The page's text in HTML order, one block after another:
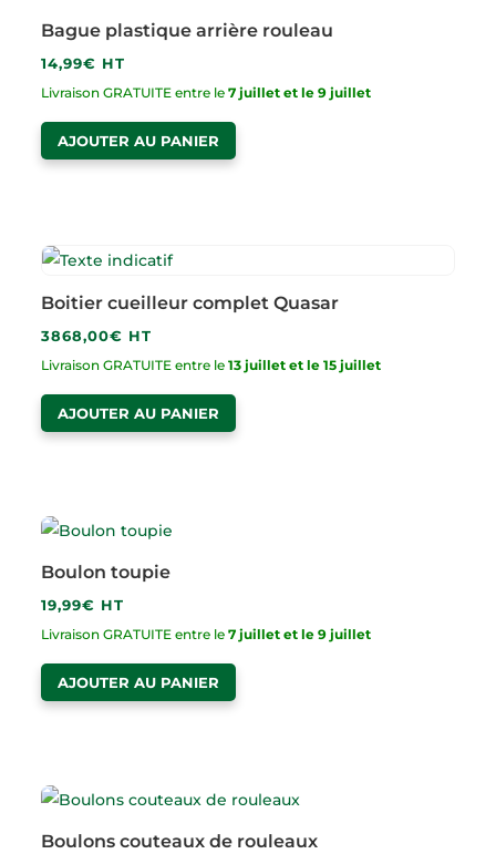
Bague plastique arrière rouleau
14,99€ HT
Livraison GRATUITE entre le7 juillet et le 9 juillet
AJOUTER AU PANIER
Boitier cueilleur complet Quasar
3868,00€ HT
Livraison GRATUITE entre le13 juillet et le 15 juillet
AJOUTER AU PANIER
Boulon toupie
19,99€ HT
Livraison GRATUITE entre le7 juillet et le 9 juillet
AJOUTER AU PANIER
Boulons couteaux de rouleaux